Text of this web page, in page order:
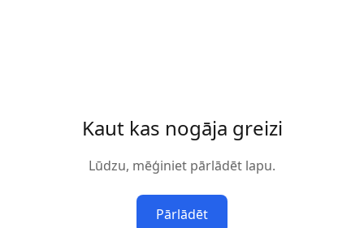
Kaut kas nogāja greizi
Lūdzu, mēģiniet pārlādēt lapu.
Pārlādēt